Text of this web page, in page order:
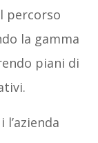
percorso
la gamma
piani di